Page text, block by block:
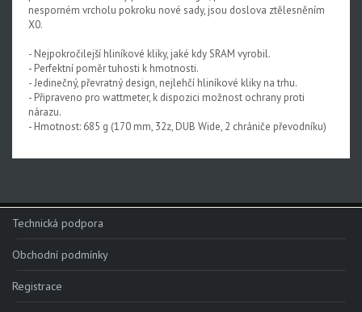
Force eTap AXS
Rival eTap AXS
Apex eTap AXS
XPLR AXS
Force 1
Force22/Force
Rival 1
Rival22/Rival
nesporném vrcholu pokroku nové sady, jsou doslova ztělesněním
X0.
- Nejpokročilejší hliníkové kliky, jaké kdy SRAM vyrobil.
- Perfektní poměr tuhosti k hmotnosti.
- Jedinečný, převratný design, nejlehčí hliníkové kliky na trhu.
- Připraveno pro wattmeter, k dispozici možnost ochrany proti
nárazu.
- Hmotnost: 685 g (170 mm, 32z, DUB Wide, 2 chrániče převodníku)
Technická podpora
Obchodní podmínky
Registrace